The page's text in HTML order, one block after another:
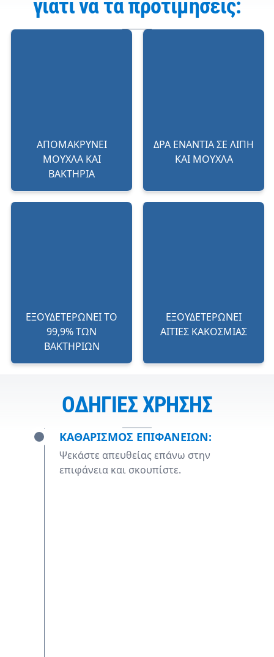
γιατί να τα προτιμήσεις:
ΑΠΟΜΑΚΡΥΝΕΙ
ΜΟΥΧΛΑ ΚΑΙ
ΒΑΚΤΗΡΙΑ
ΔΡΑ ΕΝΑΝΤΙΑ ΣΕ ΛΙΠΗ
ΚΑΙ ΜΟΥΧΛΑ
ΕΞΟΥΔΕΤΕΡΩΝΕΙ ΤΟ
99,9% ΤΩΝ
ΒΑΚΤΗΡΙΩΝ
ΕΞΟΥΔΕΤΕΡΩΝΕΙ
ΑΙΤΙΕΣ ΚΑΚΟΣΜΙΑΣ
ΟΔΗΓΙΕΣ ΧΡΗΣΗΣ
ΚΑΘΑΡΙΣΜΟΣ ΕΠΙΦΑΝΕΙΩΝ:
Ψεκάστε απευθείας επάνω στην
επιφάνεια και σκουπίστε.